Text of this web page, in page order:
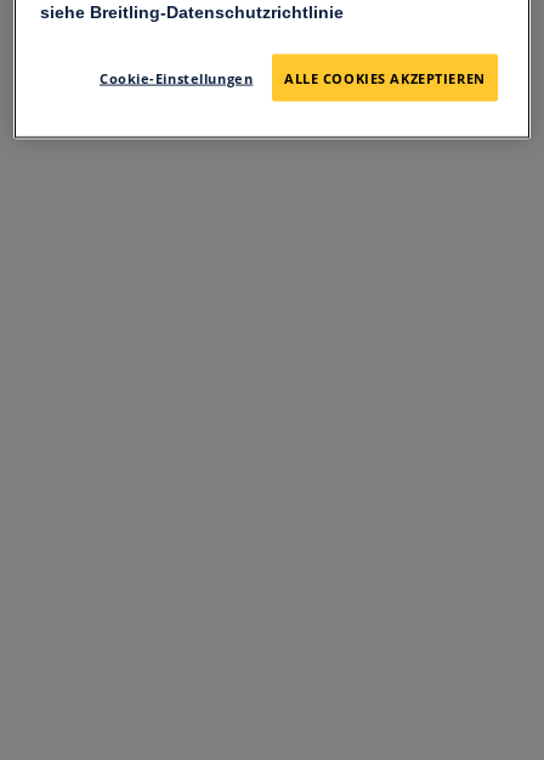
SORRY FOR THE
INCONVENIENCE
siehe Breitling-Datenschutzrichtlinie
Cookie-Einstellungen ALLE COOKIES AKZEPTIEREN